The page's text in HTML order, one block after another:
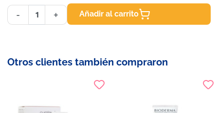
- + Añadir al carrito
Otros clientes también compraron